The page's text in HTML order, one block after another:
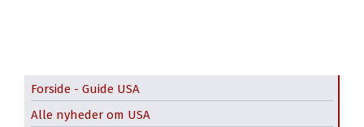
Forside - Guide USA
Alle nyheder om USA